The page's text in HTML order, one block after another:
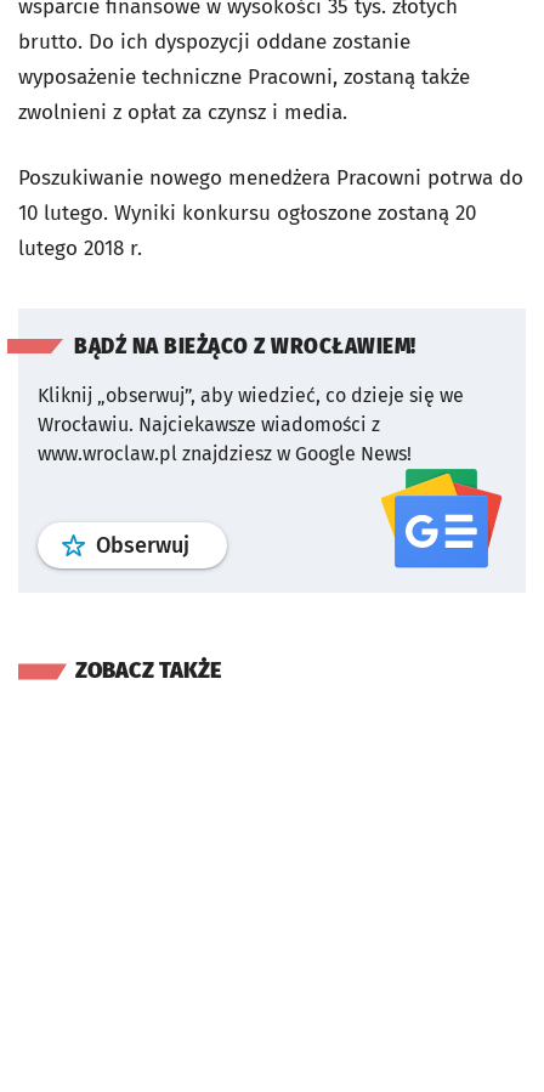
wsparcie finansowe w wysokości 35 tys. złotych
brutto. Do ich dyspozycji oddane zostanie
wyposażenie techniczne Pracowni, zostaną także
zwolnieni z opłat za czynsz i media.
Poszukiwanie nowego menedżera Pracowni potrwa do
10 lutego. Wyniki konkursu ogłoszone zostaną 20
lutego 2018 r.
BĄDŹ NA BIEŻĄCO Z WROCŁAWIEM!
Kliknij „obserwuj”, aby wiedzieć, co dzieje się we
Wrocławiu. Najciekawsze wiadomości z
www.wroclaw.pl znajdziesz w Google News!
Obserwuj profil serwisu
ZOBACZ TAKŻE